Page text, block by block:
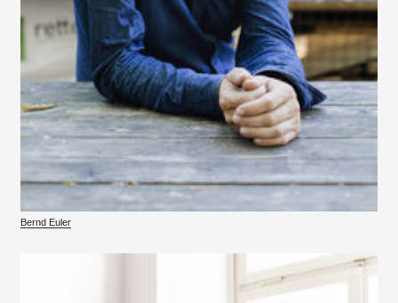
Bernd Euler